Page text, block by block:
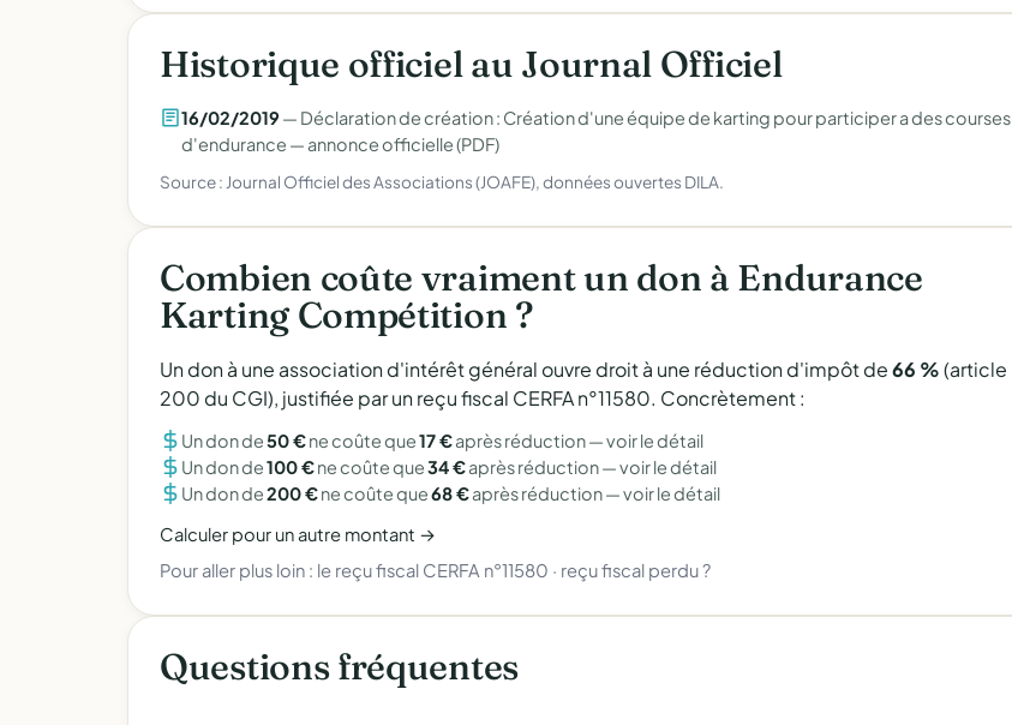
Historique officiel au Journal Officiel
16/02/2019 — Déclaration de création : Création d'une équipe de karting pour participer a des courses
d'endurance — annonce officielle (PDF)
Source : Journal Officiel des Associations (JOAFE), données ouvertes DILA.
Combien coûte vraiment un don à Endurance
Karting Compétition ?
Un don à une association d'intérêt général ouvre droit à une réduction d'impôt de66 %(article
200 du CGI), justifiée par un reçu fiscal CERFA n°11580. Concrètement :
Un don de50 €ne coûte que17 €après réduction —voir le détail
Un don de100 €ne coûte que34 €après réduction —voir le détail
Un don de200 €ne coûte que68 €après réduction —voir le détail
Calculer pour un autre montant →
Pour aller plus loin : le reçu fiscal CERFA n°11580 · reçu fiscal perdu ?
Questions fréquentes